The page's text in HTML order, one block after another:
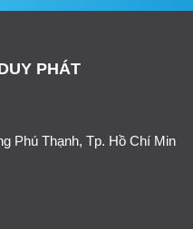
PHÁT
Phú Thạnh, Tp. Hồ Chí Min